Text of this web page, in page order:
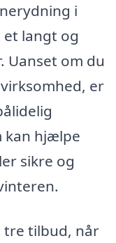
i
et langt og
Uanset om du
er
kan hjælpe
sikre og
tre tilbud, når